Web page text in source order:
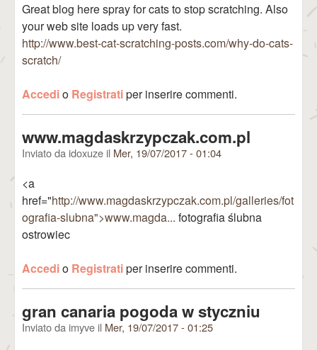
Great blog here spray for cats to stop scratching. Also
your web site loads up very fast.
http://www.best-cat-scratching-posts.com/why-do-cats-
scratch/
Accedio Registratiper inserire commenti.
www.magdaskrzypczak.com.pl
Inviato da idoxuze il Mer, 19/07/2017 - 01:04
<a
href="http://www.magdaskrzypczak.com.pl/galleries/fot
ografia-slubna">www.magda... fotografia ślubna
ostrowiec
Accedio Registratiper inserire commenti.
gran canaria pogoda w styczniu
Inviato da imyve il Mer, 19/07/2017 - 01:25